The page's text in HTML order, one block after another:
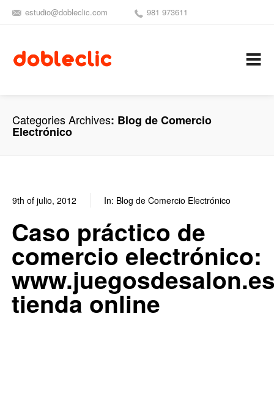
estudio@dobleclic.com 981 973611
Categories Archives Blog de Comercio
Electrónico
9th of julio, 2012 In: Blog de Comercio Electrónico
Caso práctico de
comercio electrónico:
tienda online